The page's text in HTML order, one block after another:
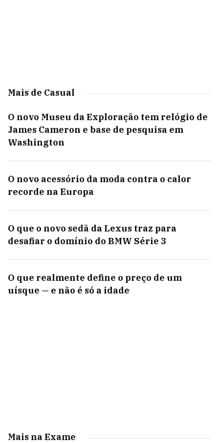
Mais de Casual
O novo Museu da Exploração tem relógio de
James Cameron e base de pesquisa em
Washington
O novo acessório da moda contra o calor
recorde na Europa
O que o novo sedã da Lexus traz para
desafiar o domínio do BMW Série 3
O que realmente define o preço de um
uísque — e não é só a idade
Mais na Exame